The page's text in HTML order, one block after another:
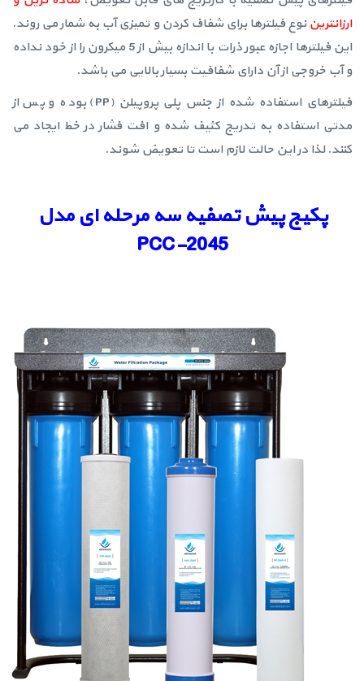
ارزانترین نوع فیلترها برای شفاف کردن و تمیزی آب به شمار می روند.
این فیلترها اجازه عبور ذرات با اندازه بیش از 5 میکرون را از خود نداده
و آب خروجی از آن دارای شفافیت بسیار بالایی می باشد.
فیلترهای استفاده شده از جنس پلی پروپیلن (PP) بوده و پس از
مدتی استفاده به تدریج کثیف شده و افت فشار در خط ایجاد می
کنند. لذا در این حالت لازم است تا تعویض شوند.
پکیج پیش تصفیه سه مرحله ای مدل
PCC-2045